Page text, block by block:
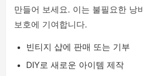
만들어 보세요. 이는 불필요한 낭
보호에 기여합니다.
빈티지 샵에 판매 또는 기부
DIY로 새로운 아이템 제작